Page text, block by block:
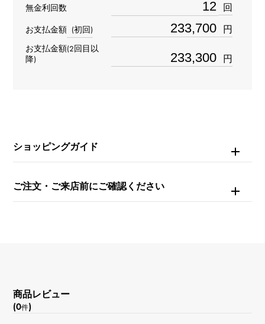
ムーブメント
自動巻き
-
文字盤色
無金利回数 回
お支払金額 (初回) 円
お支払金額(2回目以
降)
円
ショッピングガイド
ご注文・ご来店前にご確認ください
商品レビュー
(0件)